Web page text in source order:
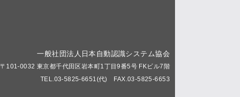
一般社団法人日本自動認識システム協会
〒101-0032 東京都千代田区岩本町1丁目9番5号 FKビル7階
TEL.03-5825-6651(代) FAX.03-5825-6653